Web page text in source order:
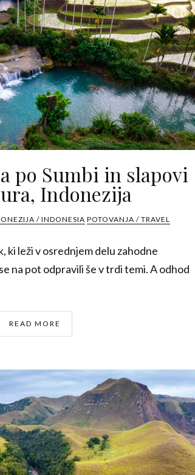
po Sumbi in slapovi
Indonezija
/ INDONESIA POTOVANJA / TRAVEL
ki leži v osrednjem delu zahodne
na pot odpravili še v trdi temi. A odhod
READ MORE